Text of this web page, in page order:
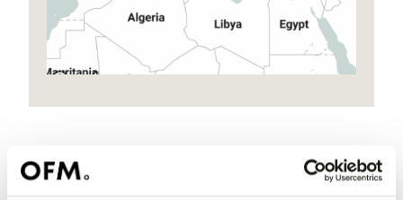
Ook iets voor jou?